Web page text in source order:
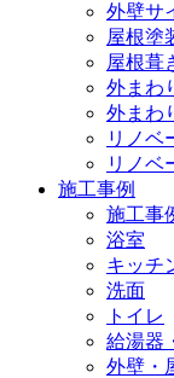
外壁サ
屋根塗
屋根葺
外まわ
外まわ
リノベ
リノベ
施工事例
施工事
浴室
キッチ
洗面
トイレ
給湯器
外壁・